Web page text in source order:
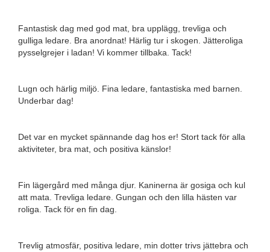
Fantastisk dag med god mat, bra upplägg, trevliga och
gulliga ledare. Bra anordnat! Härlig tur i skogen. Jätteroliga
pysselgrejer i ladan! Vi kommer tillbaka. Tack!
Lugn och härlig miljö. Fina ledare, fantastiska med barnen.
Underbar dag!
Det var en mycket spännande dag hos er! Stort tack för alla
aktiviteter, bra mat, och positiva känslor!
Fin lägergård med många djur. Kaninerna är gosiga och kul
att mata. Trevliga ledare. Gungan och den lilla hästen var
roliga. Tack för en fin dag.
Trevlig atmosfär, positiva ledare, min dotter trivs jättebra och